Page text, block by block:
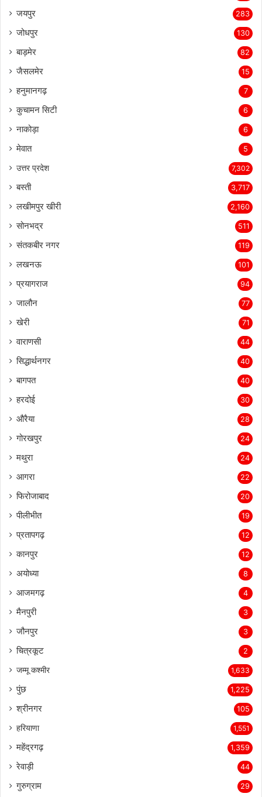
जयपुर 283
जोधपुर 130
बाड़मेर 82
जैसलमेर 15
हनुमानगढ़ 7
कुचामन सिटी 6
नाकोड़ा 6
मेवात 5
उत्तर प्रदेश 7,302
बस्ती 3,717
लखीमपुर खीरी 2,160
सोनभद्र 511
संतकबीर नगर 119
लखनऊ 101
प्रयागराज 94
जालौन 77
खेरी 71
वाराणसी 44
सिद्धार्थनगर 40
बागपत 40
हरदोई 30
औरैया 28
गोरखपुर 24
मथुरा 24
आगरा 22
फिरोजाबाद 20
पीलीभीत 19
प्रतापगढ़ 12
कानपुर 12
अयोध्या 8
आजमगढ़ 4
मैनपुरी 3
जौनपुर 3
चित्रकूट 2
जम्मू कश्मीर 1,633
पुंछ 1,225
श्रीनगर 105
हरियाणा 1,551
महेंद्रगढ़ 1,359
रेवाड़ी 44
गुरुग्राम 29